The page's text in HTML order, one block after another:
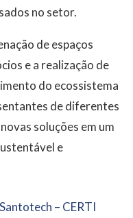
no setor.
de espaços
e a realização de
do ecossistema
de diferentes
soluções em um
e
Santotech – CERTI